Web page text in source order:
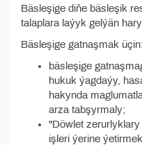
Bäsleşige diňe bäsleşik
talaplara laýyk gelýän
Bäsleşige gatnaşmak üçin:
bäsleşige
hukuk ýagdaýy,
hakynda
arza tabşyrmaly;
"Döwlet zerurlyklary
işleri ýerine